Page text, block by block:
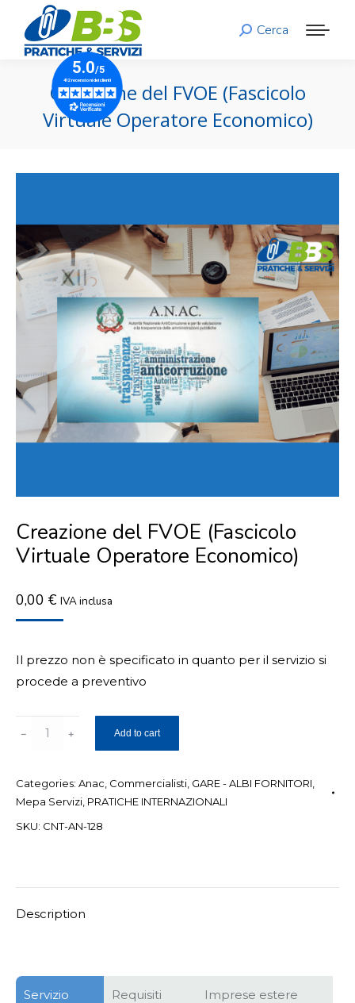
Search:
Cerca
Creazione del FVOE (Fascicolo
Virtuale Operatore Economico)
Creazione del FVOE (Fascicolo
Virtuale Operatore Economico)
0,00 € IVA inclusa
Il prezzo non è specificato in quanto per il servizio si
procede a preventivo
Creazione
(Fascicolo
Virtuale
Operatore
Add to cart
Categories: Anac Commercialisti GARE - ALBI FORNITORI
Mepa Servizi PRATICHE INTERNAZIONALI
SKU: CNT-AN-128
Description
Servizio Requisiti Imprese estere